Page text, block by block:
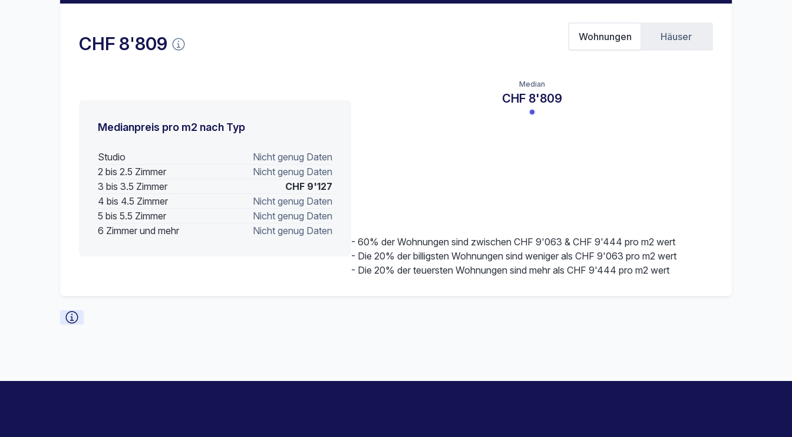
CHF 8'809 Wohnungen Häuser
Medianpreis pro m2 nach Typ
Studio
Nicht genug Daten
2 bis 2.5 Zimmer
Nicht genug Daten
3 bis 3.5 Zimmer
CHF 9'127
4 bis 4.5 Zimmer
Nicht genug Daten
5 bis 5.5 Zimmer
Nicht genug Daten
6 Zimmer und mehr
Nicht genug Daten
Median
CHF 8'809
- 60% der Wohnungen sind zwischen CHF 9'063 & CHF 9'444 pro m2 wert
- Die 20% der billigsten Wohnungen sind weniger als CHF 9'063 pro m2 wert
- Die 20% der teuersten Wohnungen sind mehr als CHF 9'444 pro m2 wert